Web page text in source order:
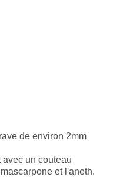
de environ 2mm
un couteau
et l'aneth.